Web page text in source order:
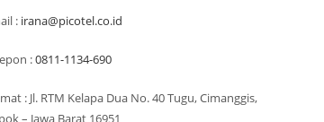
: irana@picotel.co.id
:0811-1134-690
: Jl. RTM Kelapa Dua No. 40 Tugu, Cimanggis,
– Jawa Barat 16951